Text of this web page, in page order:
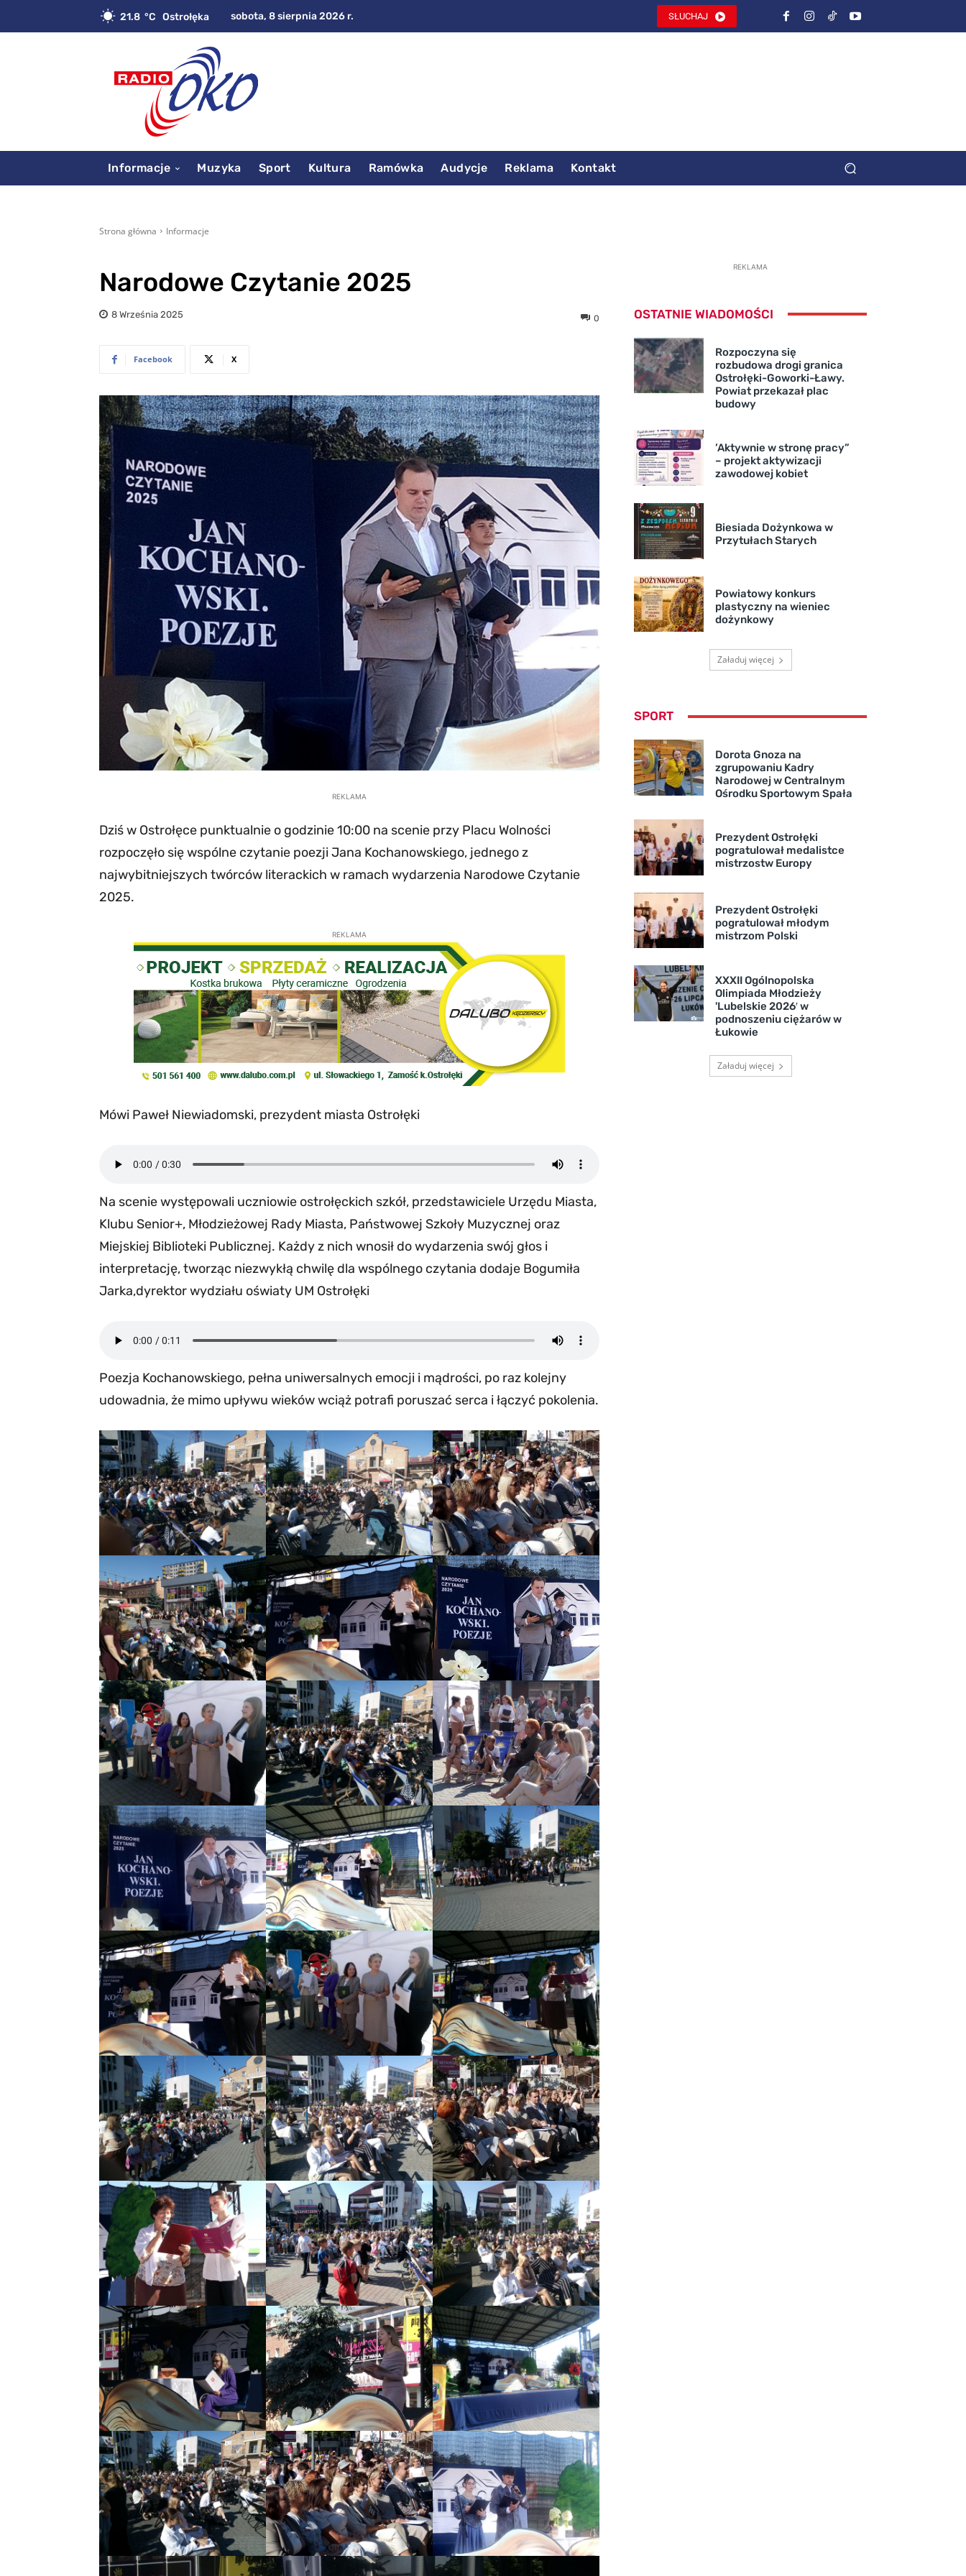
21.8 C Ostrołęka sobota, 8 sierpnia 2026 r. SŁUCHAJ
Informacje Muzyka Sport Kultura Ramówka Audycje Reklama Kontakt
Strona główna Informacje
Narodowe Czytanie 2025
8 Września 2025 0
Facebook X
REKLAMA
Dziś w Ostrołęce punktualnie o godzinie 10:00 na scenie przy Placu Wolności
rozpoczęło się wspólne czytanie poezji Jana Kochanowskiego, jednego z
najwybitniejszych twórców literackich w ramach wydarzenia Narodowe Czytanie
2025.
REKLAMA
Mówi Paweł Niewiadomski, prezydent miasta Ostrołęki
Na scenie występowali uczniowie ostrołęckich szkół, przedstawiciele Urzędu Miasta,
Klubu Senior+, Młodzieżowej Rady Miasta, Państwowej Szkoły Muzycznej oraz
Miejskiej Biblioteki Publicznej. Każdy z nich wnosił do wydarzenia swój głos i
interpretację, tworząc niezwykłą chwilę dla wspólnego czytania dodaje Bogumiła
Jarka,dyrektor wydziału oświaty UM Ostrołęki
Poezja Kochanowskiego, pełna uniwersalnych emocji i mądrości, po raz kolejny
udowadnia, że mimo upływu wieków wciąż potrafi poruszać serca i łączyć pokolenia.
REKLAMA
OSTATNIE WIADOMOŚCI
Rozpoczyna się
rozbudowa drogi granica
Ostrołęki-Goworki-Ławy.
Powiat przekazał plac
budowy
’Aktywnie w stronę pracy”
– projekt aktywizacji
zawodowej kobiet
Biesiada Dożynkowa w
Przytułach Starych
Powiatowy konkurs
plastyczny na wieniec
dożynkowy
Załaduj więcej
SPORT
Dorota Gnoza na
zgrupowaniu Kadry
Narodowej w Centralnym
Ośrodku Sportowym Spała
Prezydent Ostrołęki
pogratulował medalistce
mistrzostw Europy
Prezydent Ostrołęki
pogratulował młodym
mistrzom Polski
XXXII Ogólnopolska
Olimpiada Młodzieży
'Lubelskie 2026′ w
podnoszeniu ciężarów w
Łukowie
Załaduj więcej